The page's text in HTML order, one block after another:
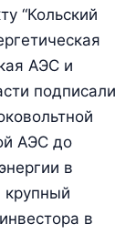
“Кольский
АЭС и
подписали
АЭС до
в
в